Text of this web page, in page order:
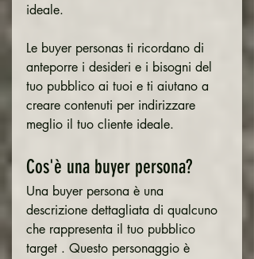
ideale.
Le buyer personas ti ricordano di
anteporre i desideri e i bisogni del
tuo pubblico ai tuoi e ti aiutano a
creare contenuti per indirizzare
meglio il tuo cliente ideale.
Cos'è una buyer persona?
Una buyer persona è una
descrizione dettagliata di qualcuno
che rappresenta il tuo pubblico
target . Questo personaggio è